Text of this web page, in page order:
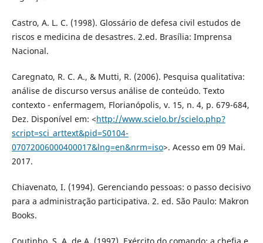
Castro, A. L. C. (1998). Glossário de defesa civil estudos de
riscos e medicina de desastres. 2.ed. Brasília: Imprensa
Nacional.
Caregnato, R. C. A., & Mutti, R. (2006). Pesquisa qualitativa:
análise de discurso versus análise de conteúdo. Texto
contexto - enfermagem, Florianópolis, v. 15, n. 4, p. 679-684,
Dez. Disponível em: <http://www.scielo.br/scielo.php?
script=sci_arttext&pid=S0104-
07072006000400017&lng=en&nrm=iso>. Acesso em 09 Mai.
2017.
Chiavenato, I. (1994). Gerenciando pessoas: o passo decisivo
para a administração participativa. 2. ed. São Paulo: Makron
Books.